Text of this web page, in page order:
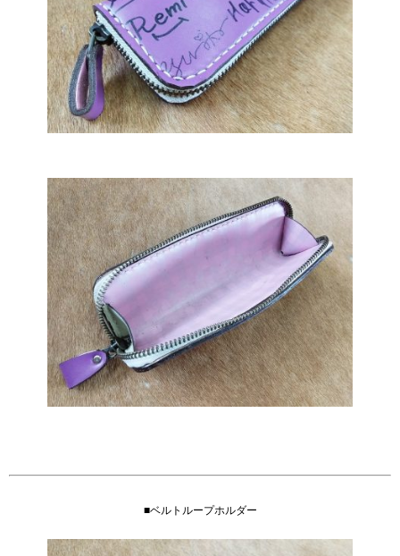
■ベルトループホルダー